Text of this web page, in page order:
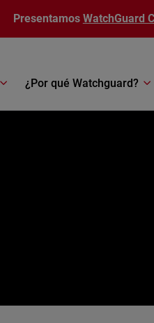
Presentamos WatchGuard
¿Por qué Watchguard?